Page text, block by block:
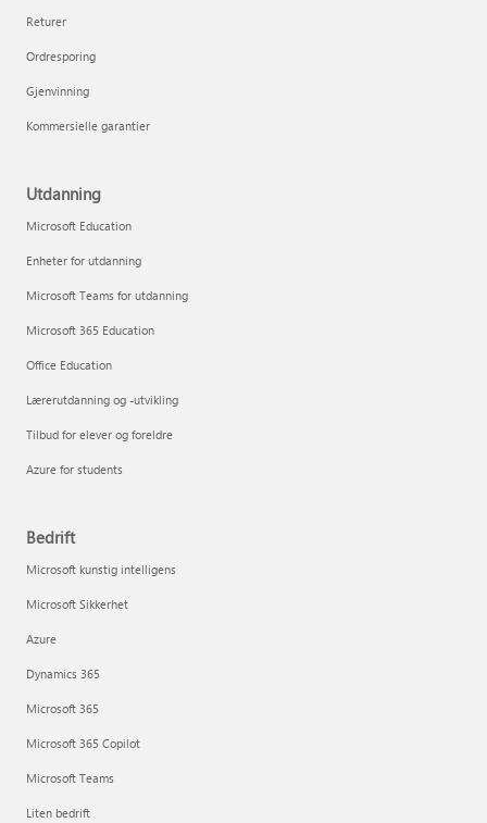
Returer
Ordresporing
Gjenvinning
Kommersielle garantier
Utdanning
Microsoft Education
Enheter for utdanning
Microsoft Teams for utdanning
Microsoft 365 Education
Office Education
Lærerutdanning og -utvikling
Tilbud for elever og foreldre
Azure for students
Bedrift
Microsoft kunstig intelligens
Microsoft Sikkerhet
Azure
Dynamics 365
Microsoft 365
Microsoft 365 Copilot
Microsoft Teams
Liten bedrift